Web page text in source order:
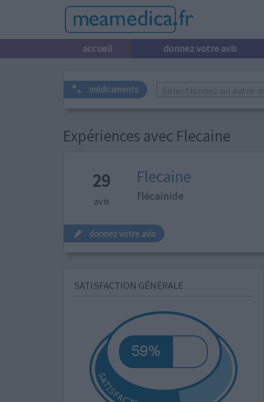
accueil donnez votre avis
médicaments Sélectionnez un autre
Expériences avec Flecaine
29
avis
Flecaine
flécaïnide
donnez votre avis
SATISFACTION GÉNÉRALE